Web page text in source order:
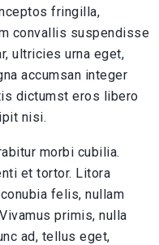
fringilla,
convallis suspendisse
ultricies urna eget,
accumsan integer
dictumst eros libero
nisi.
morbi cubilia.
et tortor. Litora
felis, nullam
primis, nulla
ad, tellus eget,